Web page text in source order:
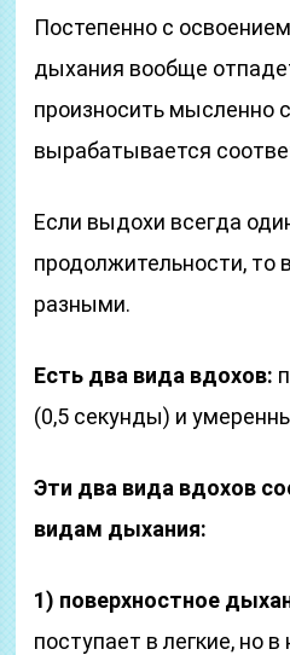
Постепенно с
дыхания вообще
произносить мысленно
вырабатывается
Если выдохи всегда
продолжительности, то
разными.
Есть два вида вдохов:
(0,5 секунды) и
Эти два вида вдохов
видам дыхания:
1) поверхностное
поступает в легкие, но